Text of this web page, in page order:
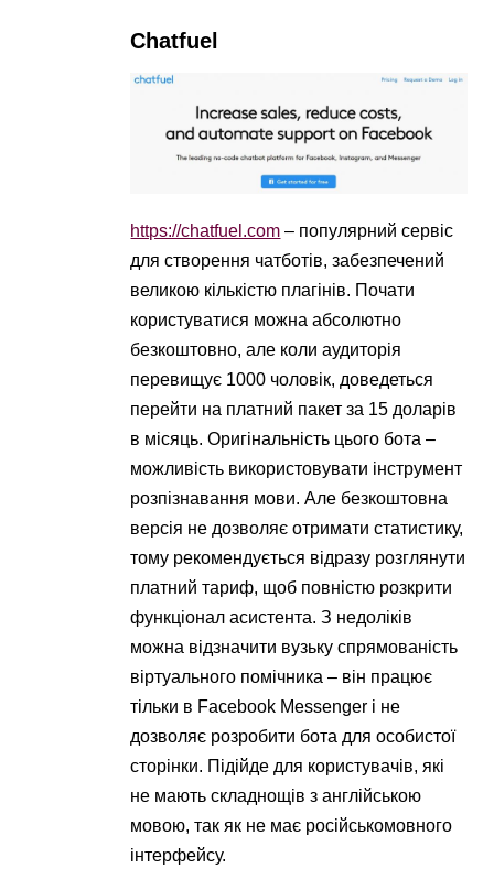
Chatfuel
https://chatfuel.com – популярний сервіс
для створення чатботів, забезпечений
великою кількістю плагінів. Почати
користуватися можна абсолютно
безкоштовно, але коли аудиторія
перевищує 1000 чоловік, доведеться
перейти на платний пакет за 15 доларів
в місяць. Оригінальність цього бота –
можливість використовувати інструмент
розпізнавання мови. Але безкоштовна
версія не дозволяє отримати статистику,
тому рекомендується відразу розглянути
платний тариф, щоб повністю розкрити
функціонал асистента. З недоліків
можна відзначити вузьку спрямованість
віртуального помічника – він працює
тільки в Facebook Messenger і не
дозволяє розробити бота для особистої
сторінки. Підійде для користувачів, які
не мають складнощів з англійською
мовою, так як не має російськомовного
інтерфейсу.